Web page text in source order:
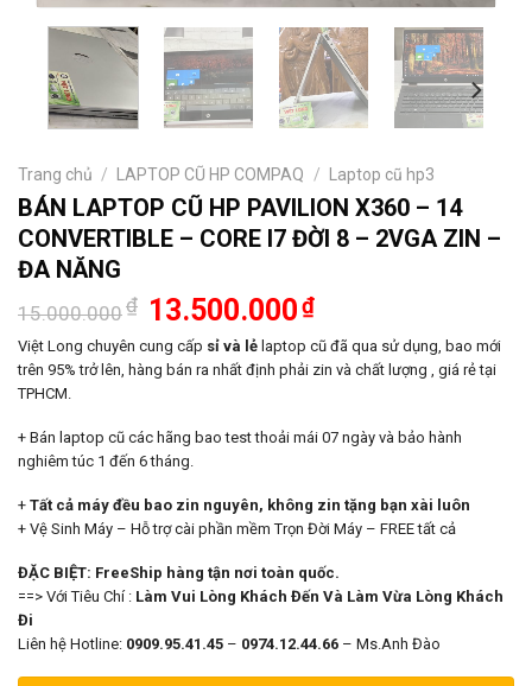
Trang chủ / LAPTOP CŨ HP COMPAQ / Laptop cũ hp3
BÁN LAPTOP CŨ HP PAVILION X360 – 14
CONVERTIBLE – CORE I7 ĐỜI 8 – 2VGA ZIN –
ĐA NĂNG
15.000.000₫ Giá
gốc
là:
15.000.000₫.
13.500.000₫Giá
tại
là:
13.500.000₫.
Việt Long chuyên cung cấp sỉ và lẻ laptop cũ đã qua sử dụng, bao mới
trên 95% trở lên, hàng bán ra nhất định phải zin và chất lượng , giá rẻ tại
TPHCM.
+ Bán laptop cũ các hãng bao test thoải mái 07 ngày và bảo hành
nghiêm túc 1 đến 6 tháng.
+ Tất cả máy đều bao zin nguyên, không zin tặng bạn xài luôn
+ Vệ Sinh Máy – Hỗ trợ cài phần mềm Trọn Đời Máy – FREE tất cả
ĐẶC BIỆT: FreeShip hàng tận nơi toàn quốc.
==> Với Tiêu Chí : Làm Vui Lòng Khách Đến Và Làm Vừa Lòng Khách
Đi
Liên hệ Hotline: 0909.95.41.45 – 0974.12.44.66 – Ms.Anh Đào